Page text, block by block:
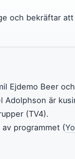
och bekräftar att
Ejdemo Beer
Adolphson är
(TV4).
programmet (